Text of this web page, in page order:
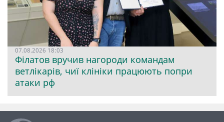
07.08.2026 18:03
Філатов вручив нагороди командам
ветлікарів, чиї клініки працюють попри
атаки рф